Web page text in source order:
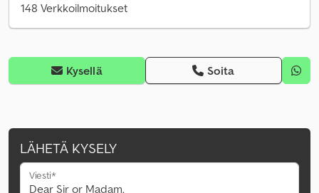
148 Verkkoilmoitukset
Kysellä Soita
LÄHETÄ KYSELY
Viesti*